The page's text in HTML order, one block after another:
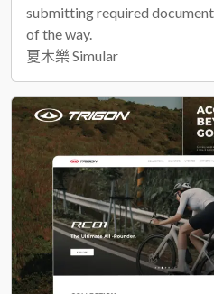
submitting required
of the way.
夏木樂 Simular